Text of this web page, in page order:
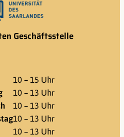
Geschäftsstelle
10 – 15 Uhr
10 – 13 Uhr
10 – 13 Uhr
10 – 13 Uhr
10 – 13 Uhr